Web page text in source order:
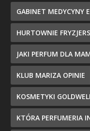
GABINET MEDYCYNY
HURTOWNIE
JAKI PERFUM DLA
KLUB MARIZA OPINIE
KOSMETYKI
KTÓRA PERFUMERIA